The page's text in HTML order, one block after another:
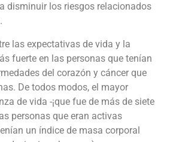
disminuir los riesgos relacionados
las expectativas de vida y la
fuerte en las personas que tenían
del corazón y cáncer que
De todos modos, el mayor
de vida -¡que fue de más de siete
personas que eran activas
un índice de masa corporal